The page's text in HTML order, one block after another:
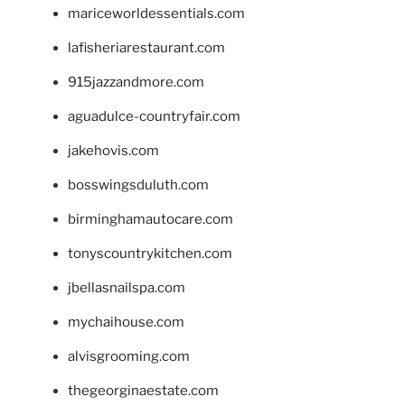
mariceworldessentials.com
lafisheriarestaurant.com
915jazzandmore.com
aguadulce-countryfair.com
jakehovis.com
bosswingsduluth.com
birminghamautocare.com
tonyscountrykitchen.com
jbellasnailspa.com
mychaihouse.com
alvisgrooming.com
thegeorginaestate.com